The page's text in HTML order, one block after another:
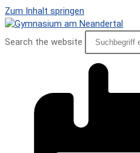
Zum Inhalt springen
Search the website